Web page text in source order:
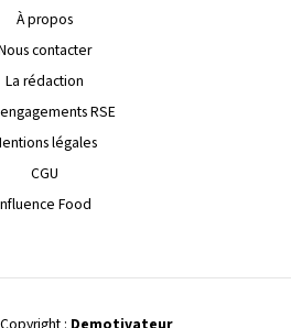
À propos
contacter
La rédaction
RSE
légales
CGU
Food